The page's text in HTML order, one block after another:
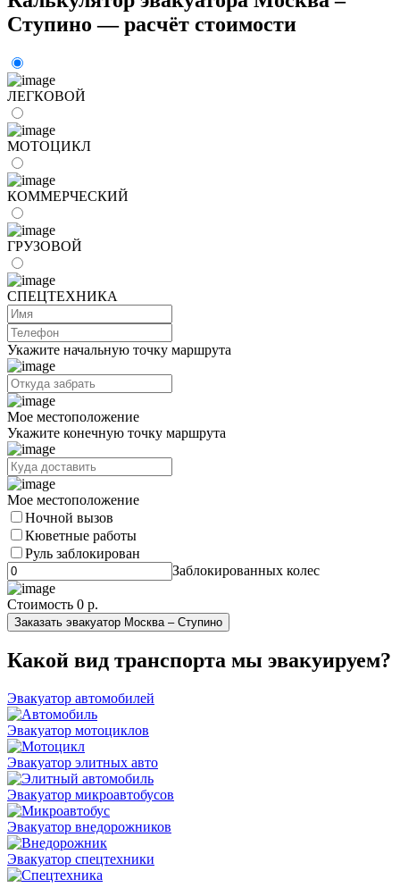
Ступино — расчёт стоимости
ЛЕГКОВОЙ
МОТОЦИКЛ
КОММЕРЧЕСКИЙ
ГРУЗОВОЙ
СПЕЦТЕХНИКА
Укажите начальную точку маршрута
Мое местоположение
Укажите конечную точку маршрута
Мое местоположение
Ночной вызов
Кюветные работы
Руль заблокирован
Заблокированных колес
Стоимость 0 р.
Заказать эвакуатор Москва – Ступино
Какой вид транспорта мы эвакуируем?
Эвакуатор автомобилей
Эвакуатор мотоциклов
Эвакуатор элитных авто
Эвакуатор микроавтобусов
Эвакуатор внедорожников
Эвакуатор спецтехники